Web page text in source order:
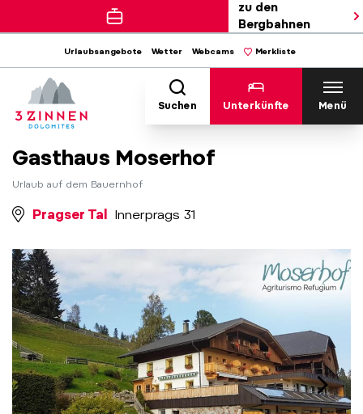
zu den
Bergbahnen
Urlaubsangebote Wetter Webcams Merkliste
Suchen Unterkünfte Menü
Gasthaus Moserhof
Urlaub auf dem Bauernhof
Pragser Tal Innerprags 31